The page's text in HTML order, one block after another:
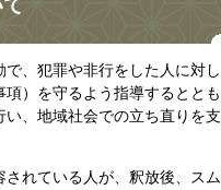
、犯罪や非行をした人に対し
）を守るよう指導するととも
、地域社会での立ち直りを支
れている人が、釈放後、スム